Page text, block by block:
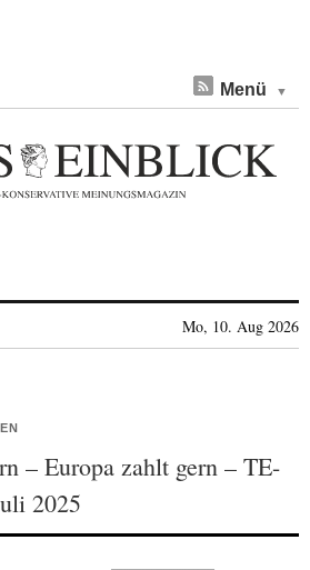
Menü
Mo, 10. Aug 2026
– Europa zahlt gern – TE-
2025